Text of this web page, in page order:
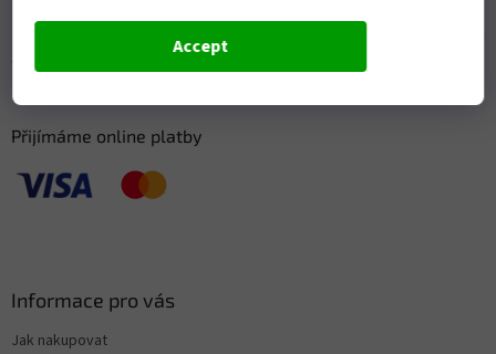
Accept
Přijímáme online platby
Informace pro vás
Jak nakupovat